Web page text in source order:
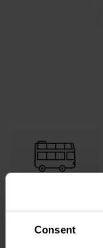
Consent